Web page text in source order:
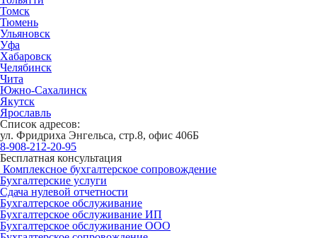
Томск
Тюмень
Ульяновск
Уфа
Хабаровск
Челябинск
Чита
Южно-Сахалинск
Якутск
Ярославль
Список адресов:
ул. Фридриха Энгельса, стр.8, офис 406Б
8-908-212-20-95
Бесплатная консультация
Комплексное бухгалтерское сопровождение
Бухгалтерские услуги
Сдача нулевой отчетности
Бухгалтерское обслуживание
Бухгалтерское обслуживание ИП
Бухгалтерское обслуживание ООО